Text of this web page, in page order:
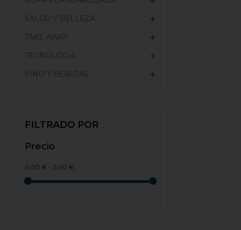
SALUD Y BELLEZA 
TAKE AWAY 
TECNOLOGÍA 
VINO Y BEBIDAS 
FILTRADO POR
Precio
0,00 € - 2,00 €